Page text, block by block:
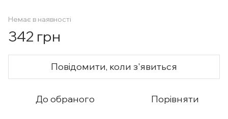
Немає в наявності
342 грн
Повідомити, коли з'явиться
До обраного Порівняти